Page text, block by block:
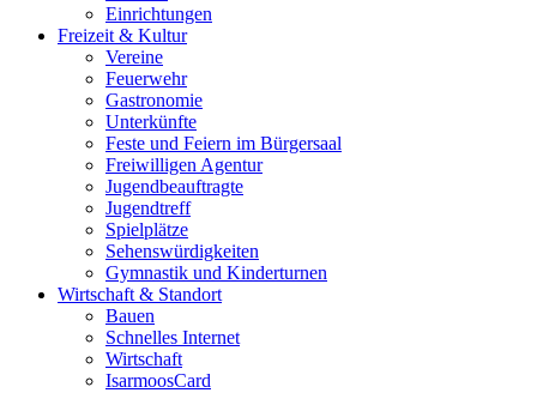
Einrichtungen
Freizeit & Kultur
Vereine
Feuerwehr
Gastronomie
Unterkünfte
Feste und Feiern im Bürgersaal
Freiwilligen Agentur
Jugendbeauftragte
Jugendtreff
Spielplätze
Sehenswürdigkeiten
Gymnastik und Kinderturnen
Wirtschaft & Standort
Bauen
Schnelles Internet
Wirtschaft
IsarmoosCard